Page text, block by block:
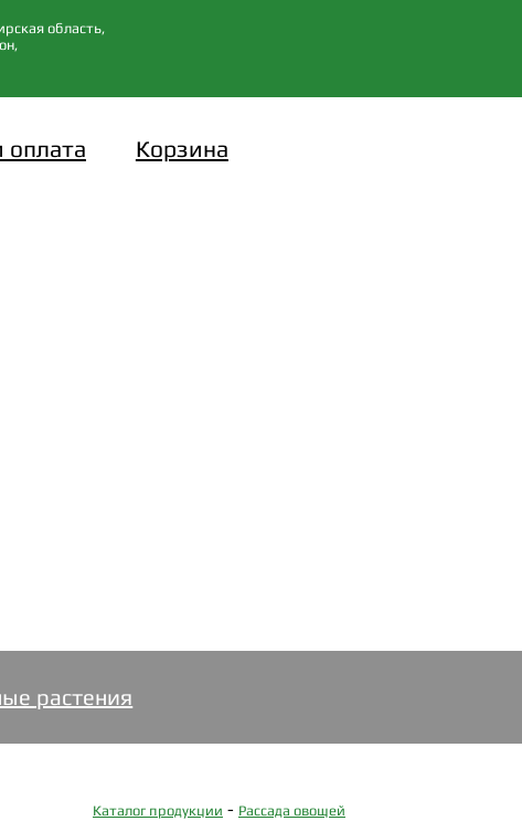
область,
оплата Корзина
растения
Каталог продукции - Рассада овощей